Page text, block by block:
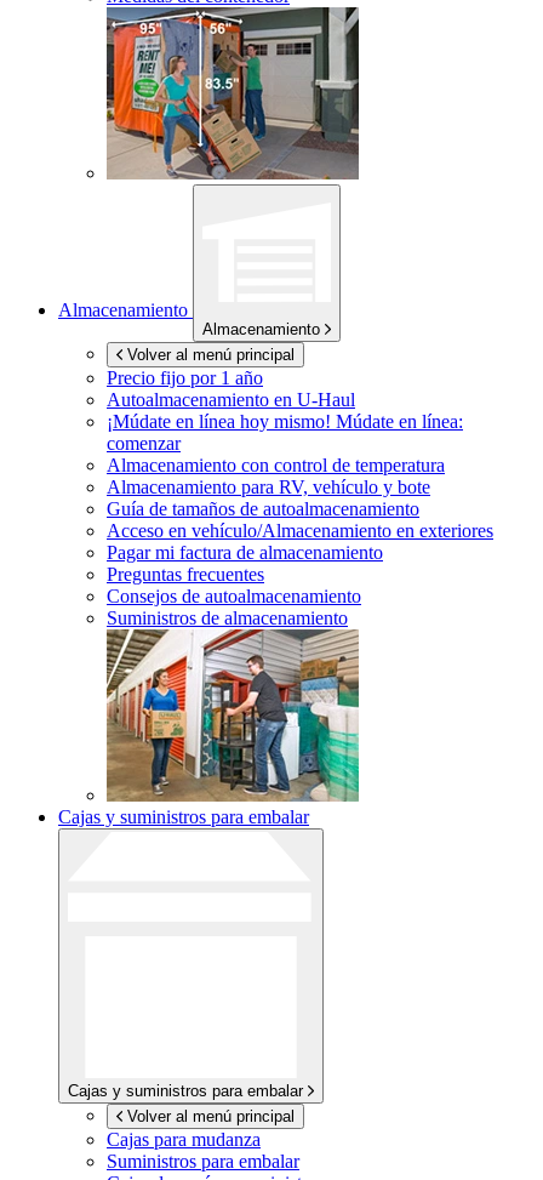
Almacenamiento
Almacenamiento
Volver al menú principal
Precio fijo por 1 año
Autoalmacenamiento en U-Haul
¡Múdate en línea hoy mismo! Múdate en línea:
comenzar
Almacenamiento con control de temperatura
Almacenamiento para RV, vehículo y bote
Guía de tamaños de autoalmacenamiento
Acceso en vehículo/Almacenamiento en exteriores
Pagar mi factura de almacenamiento
Preguntas frecuentes
Consejos de autoalmacenamiento
Suministros de almacenamiento
Cajas y suministros para embalar
Cajas y suministros para embalar
Volver al menú principal
Cajas para mudanza
Suministros para embalar